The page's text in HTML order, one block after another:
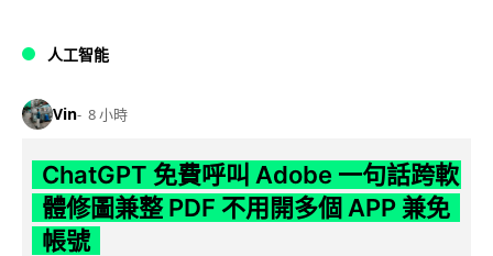
人工智能
Vin 8 小時
ChatGPT 免費呼叫 Adobe 一句話跨軟
體修圖兼整 PDF 不用開多個 APP 兼免
帳號